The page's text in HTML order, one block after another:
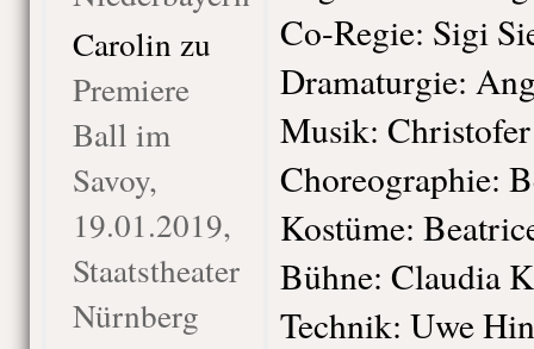
Carolin zu
Premiere
Ball im
Savoy,
19.01.2019,
Staatstheater
Nürnberg
Co-Regie: Sigi
Dramaturgie:
Musik:
Choreographie:
Kostüme:
Bühne: Claudia
Technik: Uwe